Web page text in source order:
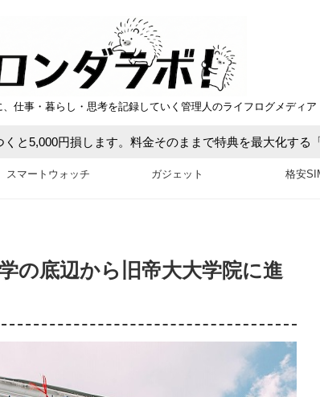
仕事・暮らし・思考を記録していく管理人のライフログメディア
くと5,000円損します。料金そのままで特典を最大化する
スマートウォッチ ガジェット 格安
の底辺から旧帝大大学院に進